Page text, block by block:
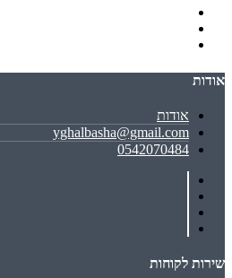
אודות
אודות
yghalbasha@gmail.com
0542070484
שירות לקוחות